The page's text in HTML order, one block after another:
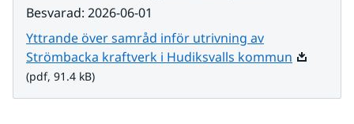
Besvarad: 2026-06-01
Yttrande över samråd inför utrivning av
Strömbacka kraftverk i Hudiksvalls kommun Pdf, 91.4
(pdf, 91.4 kB)